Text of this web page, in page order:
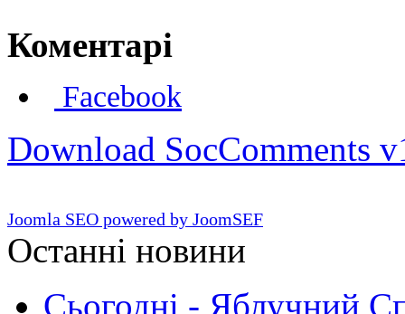
Коментарі
Facebook
Download SocComments
Joomla SEO powered by JoomSEF
Останні новини
Сьогодні - Яблучний